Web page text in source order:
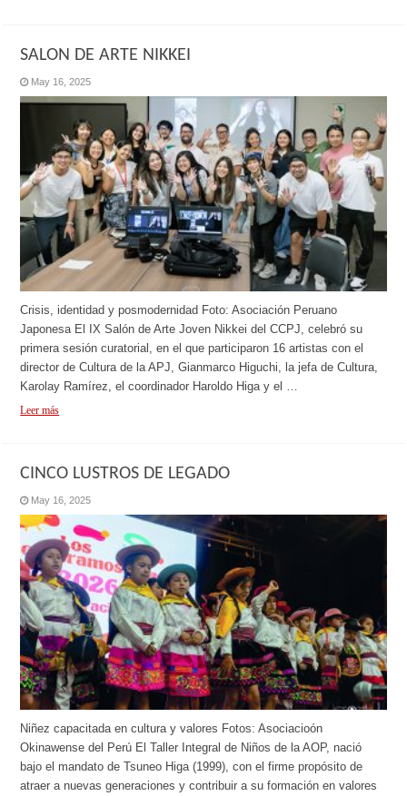
SALON DE ARTE NIKKEI
May 16, 2025
Crisis, identidad y posmodernidad Foto: Asociación Peruano
Japonesa El IX Salón de Arte Joven Nikkei del CCPJ, celebró su
primera sesión curatorial, en el que participaron 16 artistas con el
director de Cultura de la APJ, Gianmarco Higuchi, la jefa de Cultura,
Karolay Ramírez, el coordinador Haroldo Higa y el …
Leer más
CINCO LUSTROS DE LEGADO
May 16, 2025
Niñez capacitada en cultura y valores Fotos: Asociacioón
Okinawense del Perú El Taller Integral de Niños de la AOP, nació
bajo el mandato de Tsuneo Higa (1999), con el firme propósito de
atraer a nuevas generaciones y contribuir a su formación en valores